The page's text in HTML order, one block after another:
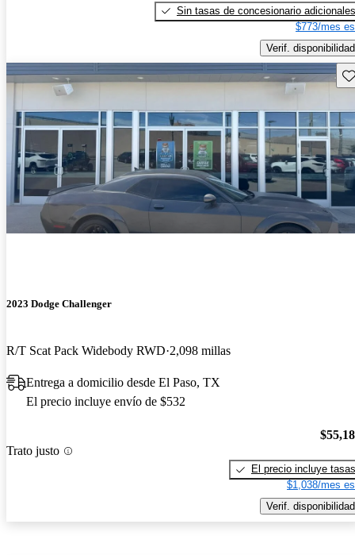
Sin tasas de concesionario adicionales
$773/mes
Verif. disponibilidad
2023 Dodge Challenger
R/T Scat Pack Widebody RWD 2,098 millas
Entrega a domicilio desde El Paso, TX
El precio incluye envío de $532
Trato justo
El precio incluye tasas
$1,038/mes
Verif. disponibilidad